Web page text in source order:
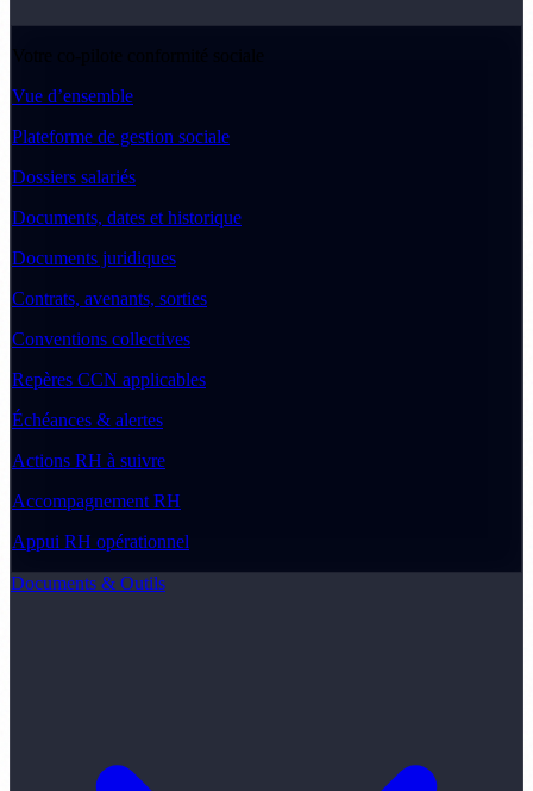
Votre co-pilote conformité sociale
Vue d’ensemble
Plateforme de gestion sociale
Dossiers salariés
Documents, dates et historique
Documents juridiques
Contrats, avenants, sorties
Conventions collectives
Repères CCN applicables
Échéances & alertes
Actions RH à suivre
Accompagnement RH
Appui RH opérationnel
Documents & Outils